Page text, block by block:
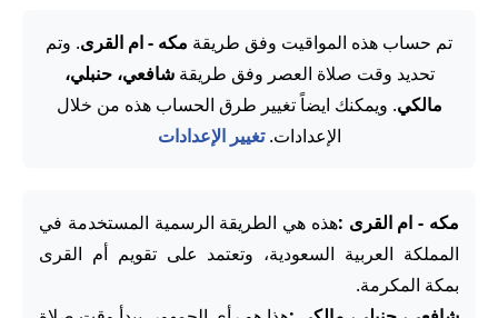
تم حساب هذه المواقيت وفق طريقة مكه - ام القرى. وتم
تحديد وقت صلاة العصر وفق طريقةشافعي، حنبلي،
مالكي. ويمكنك ايضاً تغيير طرق الحساب هذه من خلال
الإعدادات.تغيير الإعدادات
مكه - ام القرى :هذه هي الطريقة الرسمية المستخدمة في
المملكة العربية السعودية، وتعتمد على تقويم أم القرى
بمكة المكرمة.